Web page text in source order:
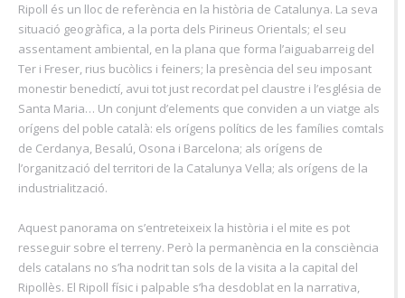
Ripoll és un lloc de referència en la història de Catalunya. La seva
situació geogràfica, a la porta dels Pirineus Orientals; el seu
assentament ambiental, en la plana que forma l’aiguabarreig del
Ter i Freser, rius bucòlics i feiners; la presència del seu imposant
monestir benedictí, avui tot just recordat pel claustre i l’església de
Santa Maria… Un conjunt d’elements que conviden a un viatge als
orígens del poble català: els orígens polítics de les famílies comtals
de Cerdanya, Besalú, Osona i Barcelona; als orígens de
l’organització del territori de la Catalunya Vella; als orígens de la
industrialització.
Aquest panorama on s’entreteixeix la història i el mite es pot
resseguir sobre el terreny. Però la permanència en la consciència
dels catalans no s’ha nodrit tan sols de la visita a la capital del
Ripollès. El Ripoll físic i palpable s’ha desdoblat en la narrativa,